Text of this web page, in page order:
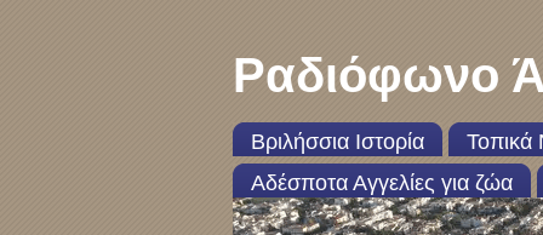
Ραδιόφωνο
Βριλήσσια Ιστορία Τοπικά
Αδέσποτα Αγγελίες για ζώα